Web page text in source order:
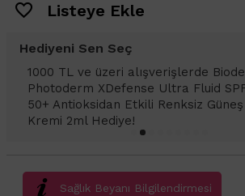
Listeye Ekle
Hediyeni Sen Seç
1000 TL ve üzeri alışverişlerinizde
Bioderma Photoderm XDefense Ultra
Fluid SPF 50+ Antioksidan Renkli Güneş
Kremi Light 2ml hediye!
Sağlık Beyanı Bilgilendirmesi